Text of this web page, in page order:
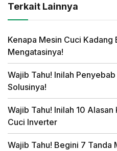
Terkait Lainnya
Kenapa Mesin Cuci Kadang
Mengatasinya!
Wajib Tahu! Inilah
Solusinya!
Wajib Tahu! Inilah 10
Cuci Inverter
Wajib Tahu! Begini 7 Tanda